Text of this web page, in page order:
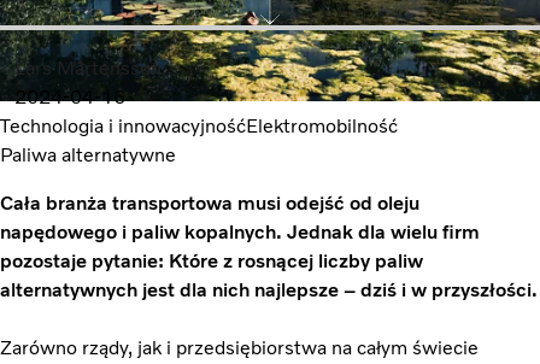
Lars Mårtensson
2024-04-16
Technologia i innowacyjnośćElektromobilność
Paliwa alternatywne
Cała branża transportowa musi odejść od oleju
napędowego i paliw kopalnych. Jednak dla wielu firm
pozostaje pytanie: Które z rosnącej liczby paliw
alternatywnych jest dla nich najlepsze – dziś i w przyszłości.
Zarówno rządy, jak i przedsiębiorstwa na całym świecie